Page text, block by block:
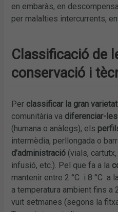
en embaràs, en
per malalties intercurrents,
Classificació de
conservació i
Per classificar la gran
comunitària va diferenciar-
(humana o anàlegs), els
intermèdia, perllongada o
d’administració (vials,
infusió, etc.). Pel que fa a la
mantenir entre 2 °C i 8 °C a
a temperatura ambient fins a
vuit setmanes (segons la